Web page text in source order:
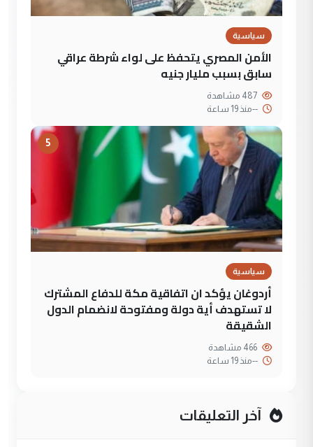
سياسية
الأمن المصري يتحفظ على لواء شرطة عراقي
سابق بسبب مليار جنيه
--منذ 19 ساعة
5
سياسية
أردوغان يؤكد ان اتفاقية مكة للدفاع المشترك
لا تستهدف أية دولة ومفتوحة لانضمام الدول
الشقيقة
--منذ 19 ساعة
آخر التعليقات